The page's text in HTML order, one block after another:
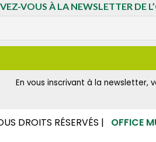
VOUS À LA NEWSLETTER DE
En vous inscrivant à la newsletter,
DROITS RÉSERVÉS | OFFICE